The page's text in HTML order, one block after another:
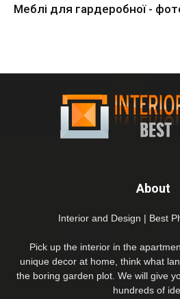
Меблі для гардеробної -
About
Interior and Design | Best
Pick up the interior in the
unique decor at home, think what
the boring garden plot. We will give
hundreds of